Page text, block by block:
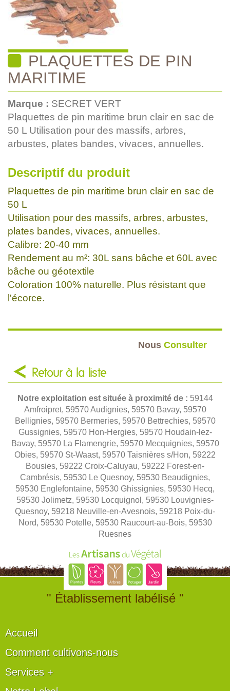
PLAQUETTES DE PIN
MARITIME
Marque : SECRET VERT
Plaquettes de pin maritime brun clair en sac de
50 L Utilisation pour des massifs, arbres,
arbustes, plates bandes, vivaces, annuelles.
Descriptif du produit
Plaquettes de pin maritime brun clair en sac de
50 L
Utilisation pour des massifs, arbres, arbustes,
plates bandes, vivaces, annuelles.
Calibre: 20-40 mm
Rendement au m²: 30L sans bâche et 60L avec
bâche ou géotextile
Coloration 100% naturelle. Plus résistant que
l'écorce.
Nous Consulter
Retour à la liste
Notre exploitation est située à proximité de : 59144
Amfroipret, 59570 Audignies, 59570 Bavay, 59570
Bellignies, 59570 Bermeries, 59570 Bettrechies, 59570
Gussignies, 59570 Hon-Hergies, 59570 Houdain-lez-
Bavay, 59570 La Flamengrie, 59570 Mecquignies, 59570
Obies, 59570 St-Waast, 59570 Taisnières s/Hon, 59222
Bousies, 59222 Croix-Caluyau, 59222 Forest-en-
Cambrésis, 59530 Le Quesnoy, 59530 Beaudignies,
59530 Englefontaine, 59530 Ghissignies, 59530 Hecq,
59530 Jolimetz, 59530 Locquignol, 59530 Louvignies-
Quesnoy, 59218 Neuville-en-Avesnois, 59218 Poix-du-
Nord, 59530 Potelle, 59530 Raucourt-au-Bois, 59530
Ruesnes
" Établissement labélisé "
Accueil
Comment cultivons-nous
Services +